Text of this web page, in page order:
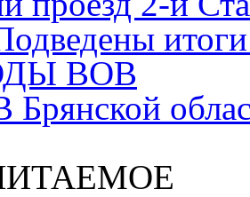
ВОВ
Брянской